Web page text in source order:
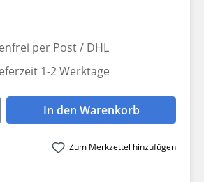
per Post / DHL
1-2 Werktage
Gib den
In den Warenkorb
Zum Merkzettel hinzufügen